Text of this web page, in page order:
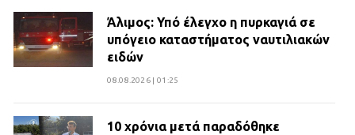
Άλιμος: Υπό έλεγχο η πυρκαγιά σε
υπόγειο καταστήματος ναυτιλιακών
ειδών
08.08.2026 | 01:25
10 χρόνια μετά παραδόθηκε